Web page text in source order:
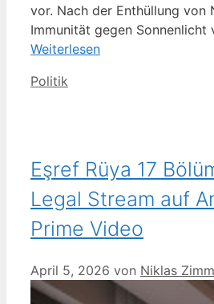
vor. Nach der Enthüllung von
Immunität gegen
Weiterlesen
Kategorien
Politik
Eşref Rüya 17
Legal Stream auf
Prime Video
April 5, 2026 von Niklas